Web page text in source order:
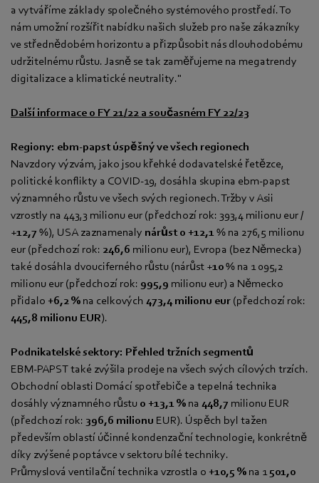
a vytváříme základy společného systémového prostředí. To
nám umožní rozšířit nabídku našich služeb pro naše zákazníky
ve střednědobém horizontu a přizpůsobit nás dlouhodobému
udržitelnému růstu. Jasně se tak zaměřujeme na megatrendy
digitalizace a klimatické neutrality."
Další informace o FY 21/22 a současném FY 22/23
Regiony: ebm-papst úspěšný ve všech regionech
Navzdory výzvám, jako jsou křehké dodavatelské řetězce,
politické konflikty a COVID-19, dosáhla skupina ebm-papst
významného růstu ve všech svých regionech. Tržby v Asii
vzrostly na 443,3 milionu eur (předchozí rok: 393,4 milionu eur /
+12,7 %), USA zaznamenaly nárůst o +12,1% na 276,5 milionu
eur (předchozí rok: 246,6 milionu eur), Evropa (bez Německa)
také dosáhla dvouciferného růstu (nárůst +10% na 1 095,2
milionu eur (předchozí rok: 995,9 milionu eur) a Německo
přidalo +6,2 % na celkových 473,4milionu eur (předchozí rok:
445,8 milionu EUR).
Podnikatelské sektory: Přehled tržních segmentů
EBM-PAPST také zvýšila prodeje na všech svých cílových trzích.
Obchodní oblasti Domácí spotřebiče a tepelná technika
dosáhly významného růstu o +13,1 % na 448,7 milionu EUR
(předchozí rok: 396,6 milionu EUR). Úspěch byl tažen
především oblastí účinné kondenzační technologie, konkrétně
díky zvýšené poptávce v sektoru bílé techniky.
Průmyslová ventilační technika vzrostla o +10,5 % na 1501,0